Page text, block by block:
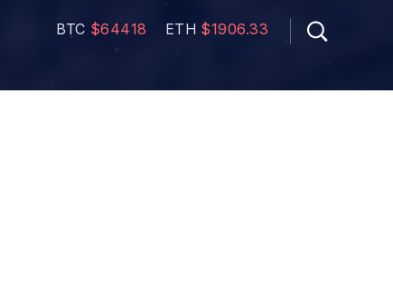
BTC $64418 ETH $1906.33